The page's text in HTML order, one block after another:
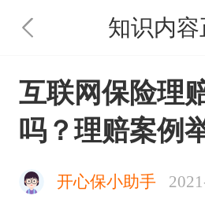
知识内容
互联网保险理
吗？理赔案例
开心保小助手